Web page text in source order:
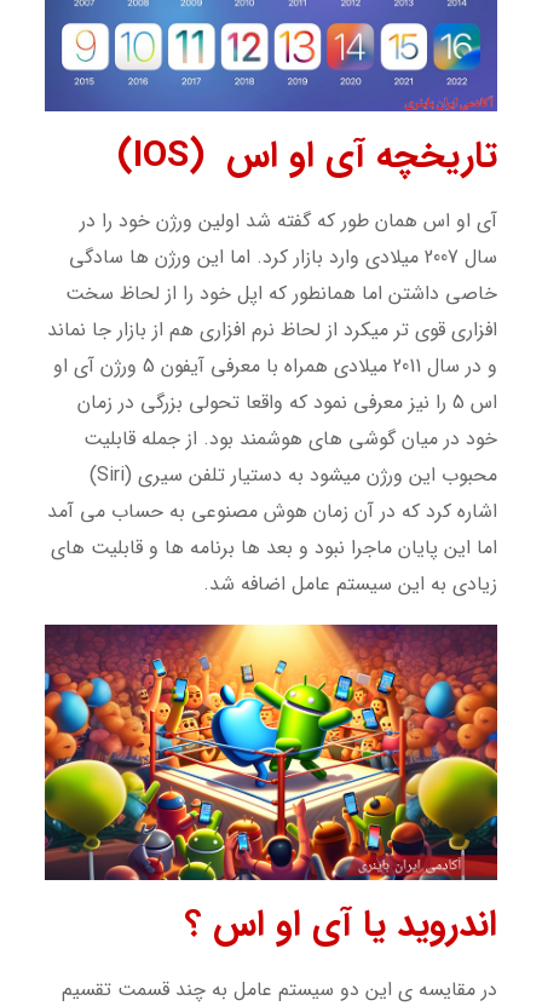
تاریخچه آی او اس (IOS)
آی او اس همان طور که گفته شد اولین ورژن خود را در
سال 2007 میلادی وارد بازار کرد. اما این ورژن ها سادگی
خاصی داشتن اما همانطور که اپل خود را از لحاظ سخت
افزاری قوی تر میکرد از لحاظ نرم افزاری هم از بازار جا نماند
و در سال 2011 میلادی همراه با معرفی آیفون 5 ورژن آی او
اس 5 را نیز معرفی نمود که واقعا تحولی بزرگی در زمان
خود در میان گوشی های هوشمند بود. از جمله قابلیت
محبوب این ورژن میشود به دستیار تلفن سیری (Siri)
اشاره کرد که در آن زمان هوش مصنوعی به حساب می آمد
اما این پایان ماجرا نبود و بعد ها برنامه ها و قابلیت های
زیادی به این سیستم عامل اضافه شد.
اندروید یا آی او اس ؟
در مقایسه ی این دو سیستم عامل به چند قسمت تقسیم